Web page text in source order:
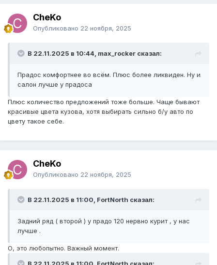
CheKo
Опубликовано 22 ноября, 2025
В 22.11.2025 в 10:44, max_rocker сказал:
Прадос комфортнее во всём. Плюс более ликвиден. Ну и
салон лучше у прадоса
Плюс количество предложений тоже больше. Чаще бывают
красивые цвета кузова, хотя выбирать сильно б/у авто по
цвету такое себе.
CheKo
Опубликовано 22 ноября, 2025
В 22.11.2025 в 11:00, FоrtNorth сказал:
Задний ряд ( второй ) у прадо 120 нервно курит , у нас
лучше .
О, это любопытно. Важный момент.